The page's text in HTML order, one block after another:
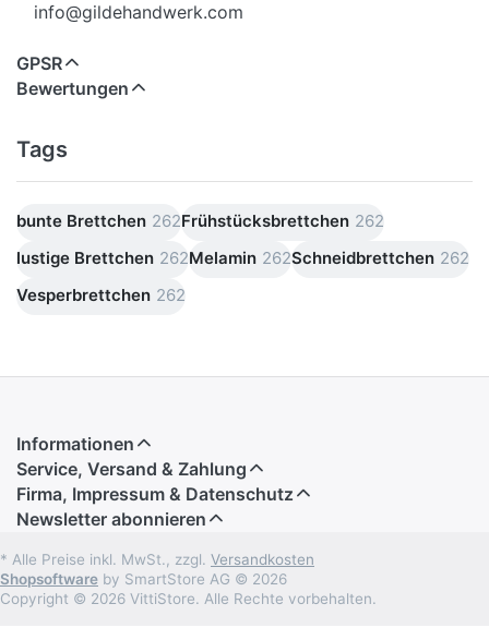
info@gildehandwerk.com
GPSR
Bewertungen
Tags
bunte Brettchen 262Frühstücksbrettchen 262
lustige Brettchen 262Melamin 262Schneidbrettchen 262
Vesperbrettchen 262
Informationen
Service, Versand & Zahlung
Firma, Impressum & Datenschutz
Newsletter abonnieren
* Alle Preise inkl. MwSt., zzgl. Versandkosten
Shopsoftware by SmartStore AG © 2026
Copyright © 2026 VittiStore. Alle Rechte vorbehalten.